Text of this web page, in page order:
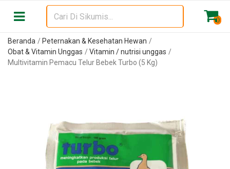
0
Beranda
Peternakan & Kesehatan Hewan
Obat & Vitamin Unggas
Vitamin / nutrisi unggas
Multivitamin Pemacu Telur Bebek Turbo (5 Kg)